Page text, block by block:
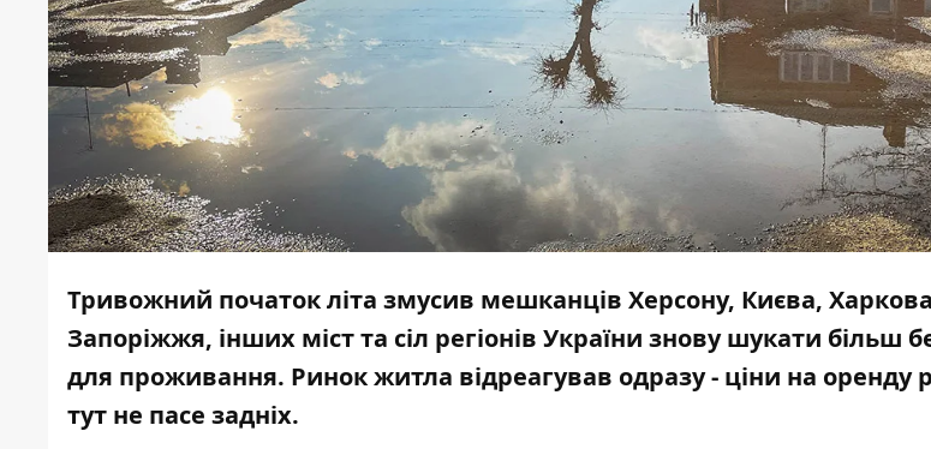
Тривожний початок літа змусив мешканців Херсону, Києва,
Запоріжжя, інших міст та сіл регіонів України знову шукати більш
для проживання. Ринок житла відреагував одразу - ціни на оренду
тут не пасе задніх.